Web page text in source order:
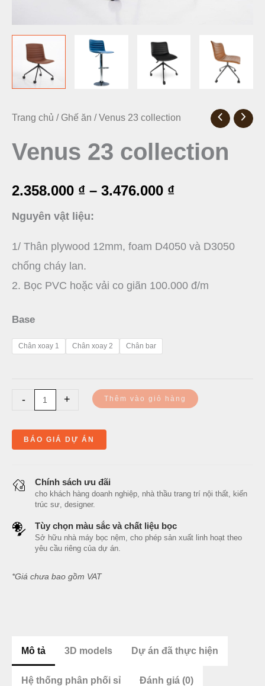
Trang chủ / Ghế ăn / Venus 23 collection
Venus 23 collection
2.358.000 ₫ – 3.476.000 ₫
Khoảng
giá:
3.476.000 ₫
Nguyên vật liệu:
1/ Thân plywood 12mm, foam D4050 và D3050
chống cháy lan.
2. Bọc PVC hoặc vải co giãn 100.000 đ/m
Base
Chân xoay 1 Chân xoay 2 Chân bar
-
Venus
collection
lượng
+ Thêm vào giỏ hàng
BÁO GIÁ DỰ ÁN
Chính sách ưu đãi
cho khách hàng doanh nghiệp, nhà thầu trang trí nội thất, kiến
trúc sư, designer.
Tùy chọn màu sắc và chất liệu bọc
Sở hữu nhà máy bọc nệm, cho phép sản xuất linh hoạt theo
yêu cầu riêng của dự án.
*Giá chưa bao gồm VAT
Mô tả 3D models Dự án đã thực hiện
Hệ thống phân phối sỉ Đánh giá (0)